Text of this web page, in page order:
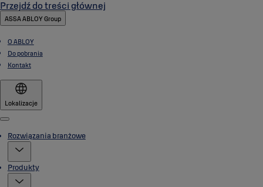
Przejdź do treści głównej
ASSA ABLOY Group
O ABLOY
Do pobrania
Kontakt
Lokalizacje
Menu
Rozwiązania branżowe
Produkty